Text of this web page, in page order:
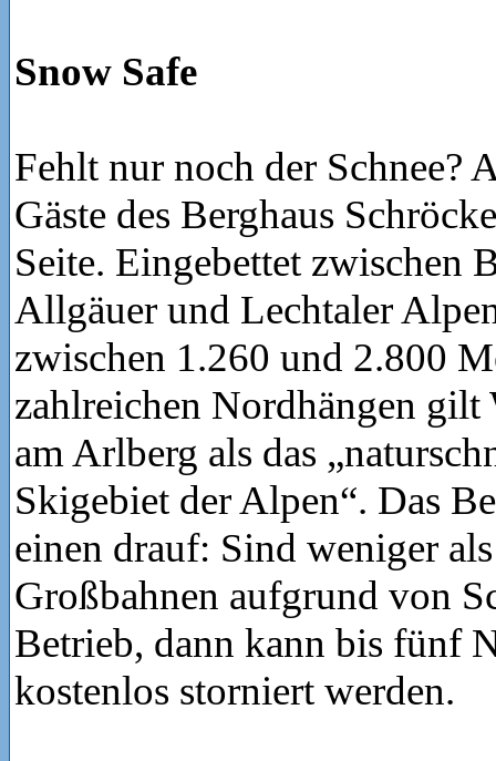
Snow Safe
Fehlt nur noch der Schnee?
Gäste des Berghaus
Seite. Eingebettet zwischen
Allgäuer und Lechtaler
zwischen 1.260 und 2.800
zahlreichen Nordhängen gilt
am Arlberg als das
Skigebiet der Alpen“. Das
einen drauf: Sind weniger
Großbahnen aufgrund von
Betrieb, dann kann bis fünf
kostenlos storniert werden.